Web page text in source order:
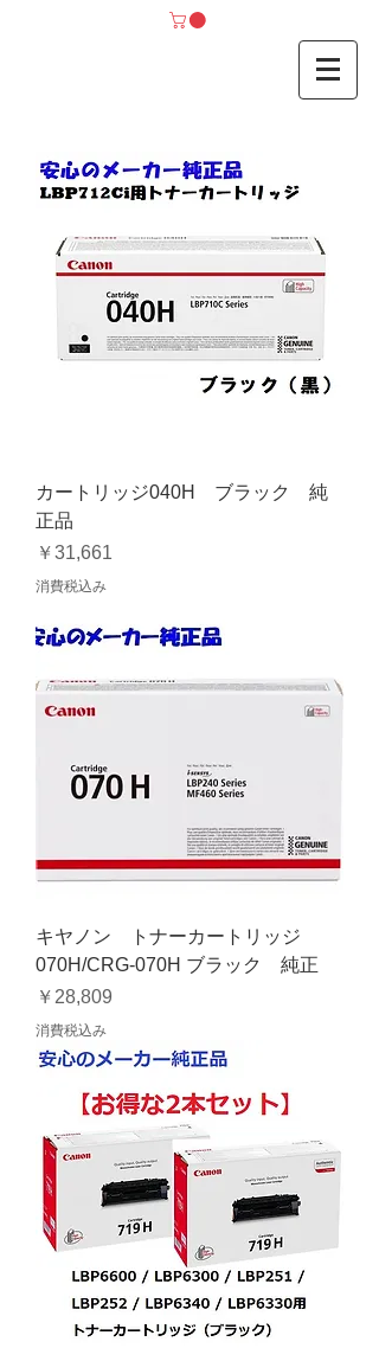
カートリッジ040H ブラック 純
正品
価格
￥31,661
消費税込み
キヤノン トナーカートリッジ
070H/CRG-070H ブラック 純正
価格
￥28,809
消費税込み